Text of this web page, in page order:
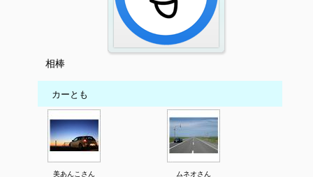
相棒
カーとも
美あんこさん ムネオさん